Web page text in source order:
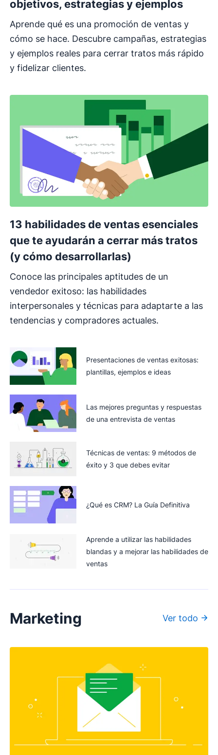
objetivos, estrategias y ejemplos
Aprende qué es una promoción de ventas y
cómo se hace. Descubre campañas, estrategias
y ejemplos reales para cerrar tratos más rápido
y fidelizar clientes.
13 habilidades de ventas esenciales
que te ayudarán a cerrar más tratos
(y cómo desarrollarlas)
Conoce las principales aptitudes de un
vendedor exitoso: las habilidades
interpersonales y técnicas para adaptarte a las
tendencias y compradores actuales.
Presentaciones de ventas exitosas:
plantillas, ejemplos e ideas
Las mejores preguntas y respuestas
de una entrevista de ventas
Técnicas de ventas: 9 métodos de
éxito y 3 que debes evitar
¿Qué es CRM? La Guía Definitiva
Aprende a utilizar las habilidades
blandas y a mejorar las habilidades de
ventas
Marketing Ver todo